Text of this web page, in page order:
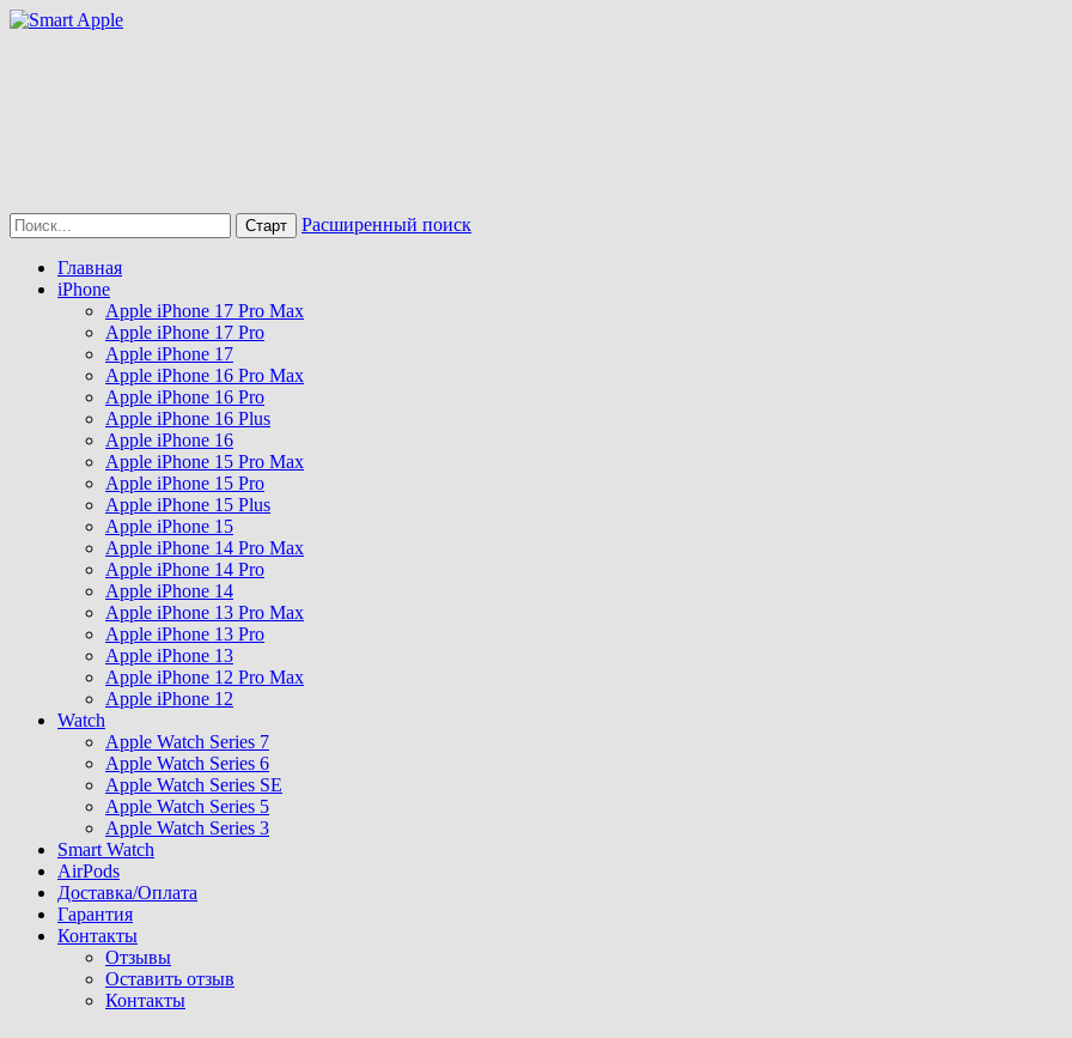
Расширенный поиск
Главная
iPhone
Apple iPhone 17 Pro Max
Apple iPhone 17 Pro
Apple iPhone 17
Apple iPhone 16 Pro Max
Apple iPhone 16 Pro
Apple iPhone 16 Plus
Apple iPhone 16
Apple iPhone 15 Pro Max
Apple iPhone 15 Pro
Apple iPhone 15 Plus
Apple iPhone 15
Apple iPhone 14 Pro Max
Apple iPhone 14 Pro
Apple iPhone 14
Apple iPhone 13 Pro Max
Apple iPhone 13 Pro
Apple iPhone 13
Apple iPhone 12 Pro Max
Apple iPhone 12
Watch
Apple Watch Series 7
Apple Watch Series 6
Apple Watch Series SE
Apple Watch Series 5
Apple Watch Series 3
Smart Watch
AirPods
Доставка/Оплата
Гарантия
Контакты
Отзывы
Оставить отзыв
Контакты